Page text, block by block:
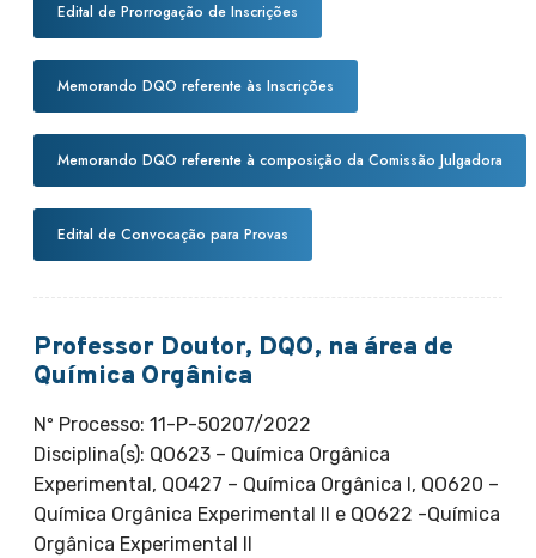
Edital de Prorrogação de Inscrições
Memorando DQO referente às Inscrições
Memorando DQO referente à composição da Comissão Julgadora
Edital de Convocação para Provas
Professor Doutor, DQO, na área de
Química Orgânica
Nº Processo: 11-P-50207/2022
Disciplina(s): QO623 – Química Orgânica
Experimental, QO427 – Química Orgânica I, QO620 –
Química Orgânica Experimental II e QO622 -Química
Orgânica Experimental II